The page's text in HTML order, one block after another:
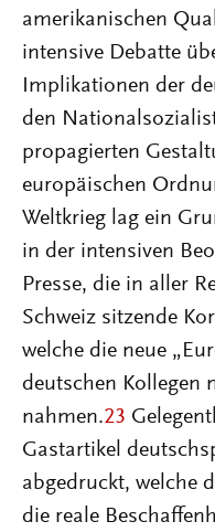
amerikanischen
intensive Debatte
Implikationen der
den
propagierten
europäischen
Weltkrieg lag ein
in der intensiven
Presse, die in aller
Schweiz sitzende
welche die neue
deutschen Kollegen
nahmen.23
Gastartikel
abgedruckt, welche
die reale